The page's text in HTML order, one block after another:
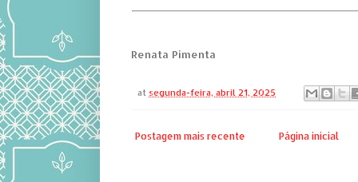
Renata Pimenta
at segunda-feira, abril 21, 2025
Postagem mais recente Página inicial